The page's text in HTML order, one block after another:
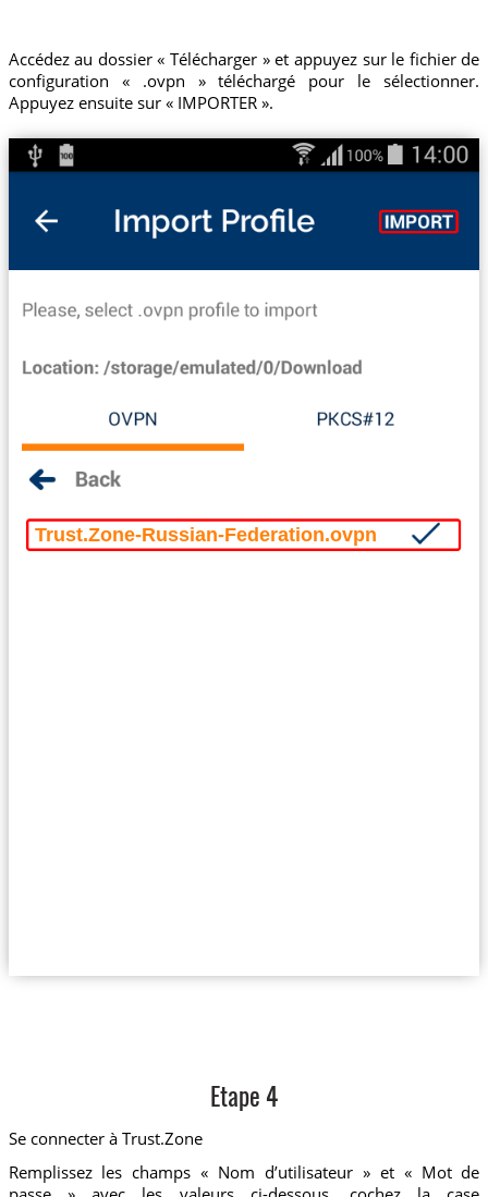
Accédez au dossier « Télécharger » et appuyez sur le fichier de
configuration « .ovpn » téléchargé pour le sélectionner.
Appuyez ensuite sur « IMPORTER ».
Trust.Zone-Russian-Federation.ovpn
Etape 4
Se connecter à Trust.Zone
Remplissez les champs « Nom d’utilisateur » et « Mot de